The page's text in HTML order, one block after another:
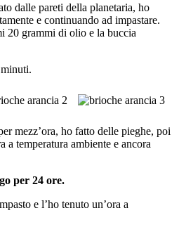
dalle pareti della planetaria, ho
e continuando ad impastare.
20 grammi di olio e la buccia
mezz’ora, ho fatto delle pieghe, poi
a temperatura ambiente e ancora
per 24 ore.
e l’ho tenuto un’ora a